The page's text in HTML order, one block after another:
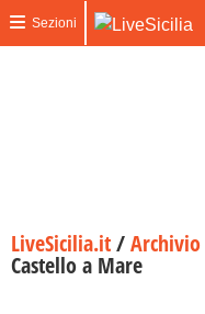
Sezioni
LiveSicilia.it/Archivio
Castello a Mare